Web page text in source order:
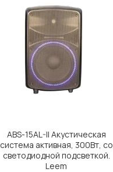
ABS-15AL-II Акустическая
система активная, 300Вт, со
светодиодной подсветкой.
Leem